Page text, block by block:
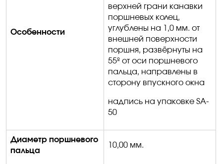
Особенности
верхней грани канавки
поршневых колец,
углублены на 1,0 мм. от
внешней поверхности
поршня, развёрнуты на
55º от оси поршневого
пальца, направлены в
сторону впускного окна
надпись на упаковке SA-
50
Диаметр поршневого
пальца
10,00 мм.